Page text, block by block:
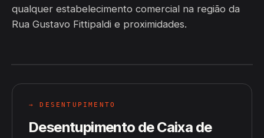
qualquer estabelecimento comercial na região da
Rua Gustavo Fittipaldi e proximidades.
→ DESENTUPIMENTO
Desentupimento de Caixa de